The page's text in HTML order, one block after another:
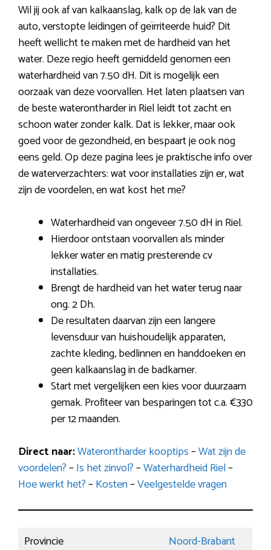
Wil jij ook af van kalkaanslag, kalk op de lak van de
auto, verstopte leidingen of geïrriteerde huid? Dit
heeft wellicht te maken met de hardheid van het
water. Deze regio heeft gemiddeld genomen een
waterhardheid van 7.50 dH. Dit is mogelijk een
oorzaak van deze voorvallen. Het laten plaatsen van
de beste waterontharder in Riel leidt tot zacht en
schoon water zonder kalk. Dat is lekker, maar ook
goed voor de gezondheid, en bespaart je ook nog
eens geld. Op deze pagina lees je praktische info over
de waterverzachters: wat voor installaties zijn er, wat
zijn de voordelen, en wat kost het me?
Waterhardheid van ongeveer 7.50 dH in Riel.
Hierdoor ontstaan voorvallen als minder
lekker water en matig presterende cv
installaties.
Brengt de hardheid van het water terug naar
ong. 2 Dh.
De resultaten daarvan zijn een langere
levensduur van huishoudelijk apparaten,
zachte kleding, bedlinnen en handdoeken en
geen kalkaanslag in de badkamer.
Start met vergelijken een kies voor duurzaam
gemak. Profiteer van besparingen tot c.a. €330
per 12 maanden.
Direct naar:Waterontharder kooptips–Wat zijn de
voordelen?–Is het zinvol?–Waterhardheid Riel–
Hoe werkt het?–Kosten–Veelgestelde vragen
Provincie
Noord-Brabant